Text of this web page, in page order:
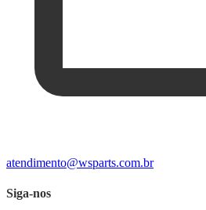
atendimento@wsparts.com.br
Siga-nos